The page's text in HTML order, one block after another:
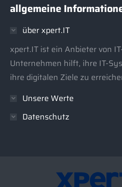
opens
new
window
opens
new
window
allgemeine
über xpert.IT
xpert.IT ist ein Anbieter von
Unternehmen hilft, ihre IT-
ihre digitalen Ziele zu
Unsere Werte
Datenschutz